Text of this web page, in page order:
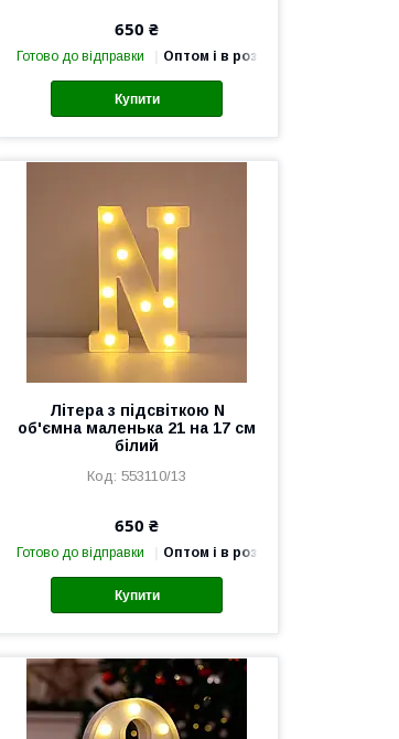
650 ₴
Готово до відправки Оптом і в роздріб
Купити
Літера з підсвіткою N
об'ємна маленька 21 на 17 см
білий
553110/13
650 ₴
Готово до відправки Оптом і в роздріб
Купити